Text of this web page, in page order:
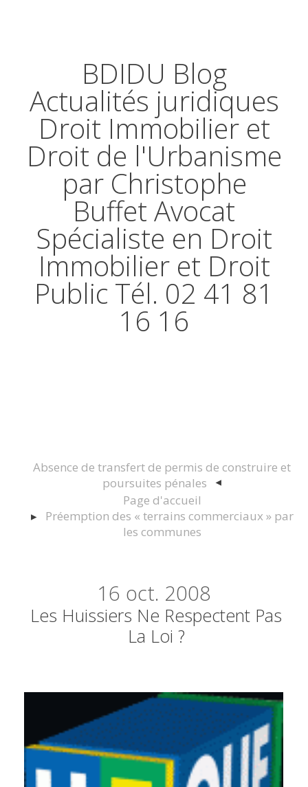
BDIDU Blog
Actualités juridiques
Droit Immobilier et
Droit de l'Urbanisme
par Christophe
Buffet Avocat
Spécialiste en Droit
Immobilier et Droit
Public Tél. 02 41 81
16 16
Absence de transfert de permis de construire et
poursuites pénales
Page d'accueil
Préemption des « terrains commerciaux » par
les communes
16 oct. 2008
Les Huissiers Ne Respectent Pas
La Loi ?